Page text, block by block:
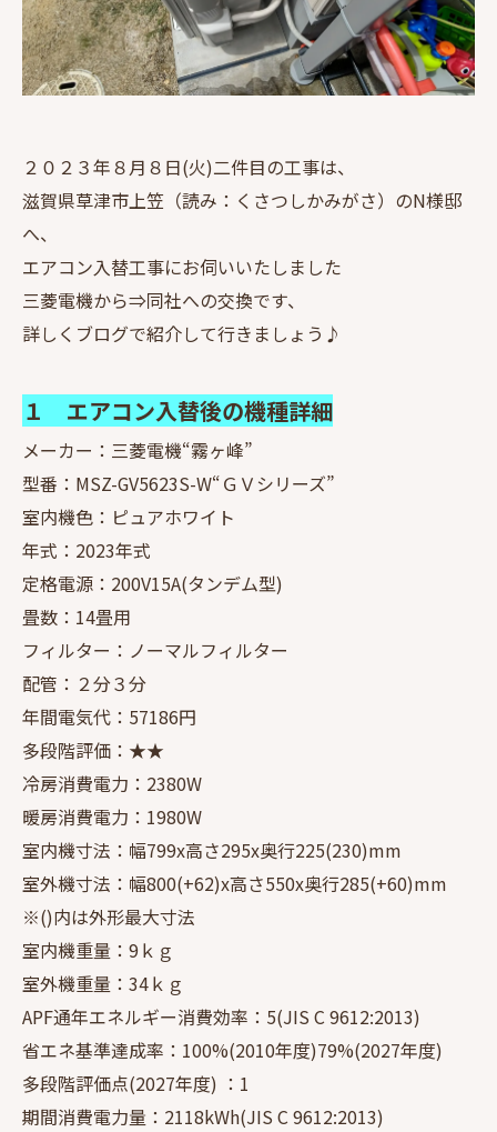
２０２３年８月８日(火)二件目の工事は、
滋賀県草津市上笠（読み：くさつしかみがさ）のN様邸
へ、
エアコン入替工事にお伺いいたしました
三菱電機から⇒同社への交換です、
詳しくブログで紹介して行きましょう♪
１ エアコン入替後の機種詳細
メーカー：三菱電機“霧ヶ峰”
型番：MSZ-GV5623S-W“ＧＶシリーズ”
室内機色：ピュアホワイト
年式：2023年式
定格電源：200V15A(タンデム型)
畳数：14畳用
フィルター：ノーマルフィルター
配管：２分３分
年間電気代：57186円
多段階評価：★★
冷房消費電力：2380W
暖房消費電力：1980W
室内機寸法：幅799x高さ295x奥行225(230)mm
室外機寸法：幅800(+62)x高さ550x奥行285(+60)mm
※()内は外形最大寸法
室内機重量：9ｋｇ
室外機重量：34ｋｇ
APF通年エネルギー消費効率：5(JIS C 9612:2013)
省エネ基準達成率：100%(2010年度)79%(2027年度)
多段階評価点(2027年度) ：1
期間消費電力量：2118kWh(JIS C 9612:2013)